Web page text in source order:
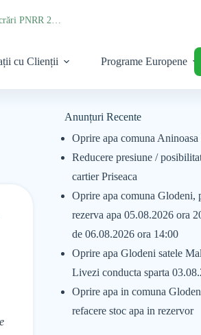
cu Clienții Programe Europene
Anunțuri Recente
Oprire apa comuna
Reducere presiune /
cartier Priseaca
Oprire apa comuna Glodeni,
rezerva apa 05.08.2026 ora
de 06.08.2026 ora 14:00
Oprire apa Glodeni satele
Livezi conducta sparta
Oprire apa in comuna
refacere stoc apa in rezervor